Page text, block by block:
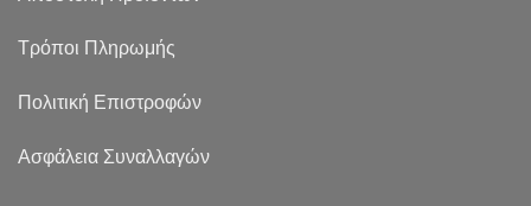
Τρόποι Πληρωμής
Πολιτική Επιστροφών
Ασφάλεια Συναλλαγών